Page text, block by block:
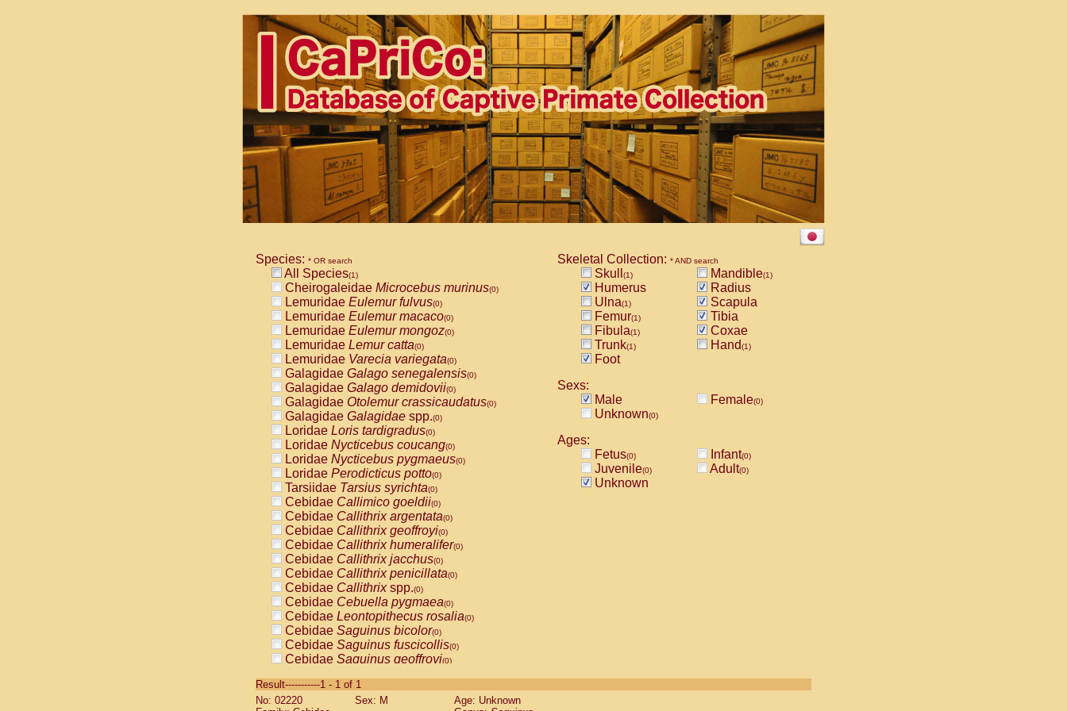
Species: * OR search
All Species(1)
Cheirogaleidae Microcebus murinus(0)
Lemuridae Eulemur fulvus(0)
Lemuridae Eulemur macaco(0)
Lemuridae Eulemur mongoz(0)
Lemuridae Lemur catta(0)
Lemuridae Varecia variegata(0)
Galagidae Galago senegalensis(0)
Galagidae Galago demidovii(0)
Galagidae Otolemur crassicaudatus(0)
Galagidae Galagidae spp.(0)
Loridae Loris tardigradus(0)
Loridae Nycticebus coucang(0)
Loridae Nycticebus pygmaeus(0)
Loridae Perodicticus potto(0)
Tarsiidae Tarsius syrichta(0)
Cebidae Callimico goeldii(0)
Cebidae Callithrix argentata(0)
Cebidae Callithrix geoffroyi(0)
Cebidae Callithrix humeralifer(0)
Cebidae Callithrix jacchus(0)
Cebidae Callithrix penicillata(0)
Cebidae Callithrixspp.(0)
Cebidae Cebuella pygmaea(0)
Cebidae Leontopithecus rosalia(0)
Cebidae Saguinus bicolor(0)
Cebidae Saguinus fuscicollis(0)
Cebidae Saguinus geoffroyi(0)
CebidaeSaguinus labiatus(0)
Cebidae Saguinus leucopus (0)
Skeletal Collection: * AND search
Skull (1) Mandible(1)
Humerus
Radius
Ulna(1)
Scapula
Femur(1)
Tibia
Fibula(1)
Coxae
Trunk(1) Hand(1)
Foot
Sexs:
Male
Female(0)
Unknown(0)
Ages:
Fetus(0) Infant(0)
Juvenile(0) Adult(0)
Unknown
Result-----------1 - 1 of 1
No: 02220
Sex: M
Age: Unknown